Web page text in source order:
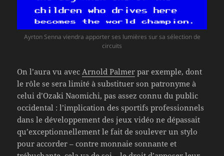
Ayrton Senna viendra apporter ses lumières sur sa sélection de
circuits
On l’aura vu avec Arnold Palmer par exemple, dont
le rôle se sera limité à substituer son patronyme à
celui d’Ozaki Naomichi, pas assez connu du public
occidental : l’implication des sportifs professionnels
dans le développement des jeux vidéo ne dépassait
qu’exceptionnellement le fait de soulever un stylo
pour accorder – contre monnaie sonnante et